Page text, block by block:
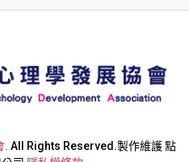
. All Rights Reserved.製作維護點